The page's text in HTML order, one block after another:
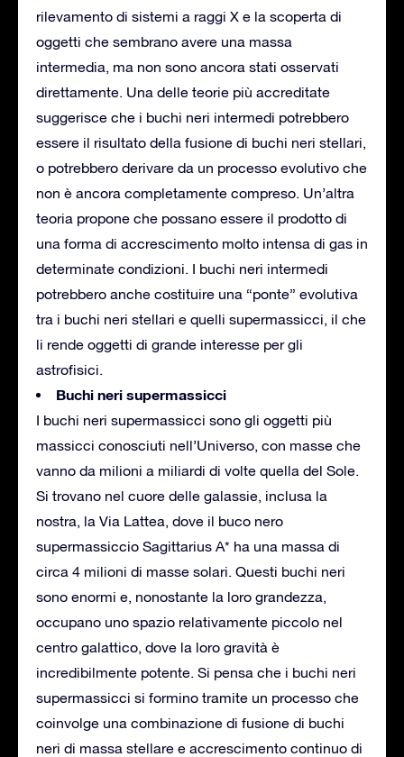
rilevamento di sistemi a raggi X e la scoperta di
oggetti che sembrano avere una massa
intermedia, ma non sono ancora stati osservati
direttamente. Una delle teorie più accreditate
suggerisce che i buchi neri intermedi potrebbero
essere il risultato della fusione di buchi neri stellari,
o potrebbero derivare da un processo evolutivo che
non è ancora completamente compreso. Un’altra
teoria propone che possano essere il prodotto di
una forma di accrescimento molto intensa di gas in
determinate condizioni. I buchi neri intermedi
potrebbero anche costituire una “ponte” evolutiva
tra i buchi neri stellari e quelli supermassicci, il che
li rende oggetti di grande interesse per gli
astrofisici.
Buchi neri supermassicci
I buchi neri supermassicci sono gli oggetti più
massicci conosciuti nell’Universo, con masse che
vanno da milioni a miliardi di volte quella del Sole.
Si trovano nel cuore delle galassie, inclusa la
nostra, la Via Lattea, dove il buco nero
supermassiccio Sagittarius A* ha una massa di
circa 4 milioni di masse solari. Questi buchi neri
sono enormi e, nonostante la loro grandezza,
occupano uno spazio relativamente piccolo nel
centro galattico, dove la loro gravità è
incredibilmente potente. Si pensa che i buchi neri
supermassicci si formino tramite un processo che
coinvolge una combinazione di fusione di buchi
neri di massa stellare e accrescimento continuo di